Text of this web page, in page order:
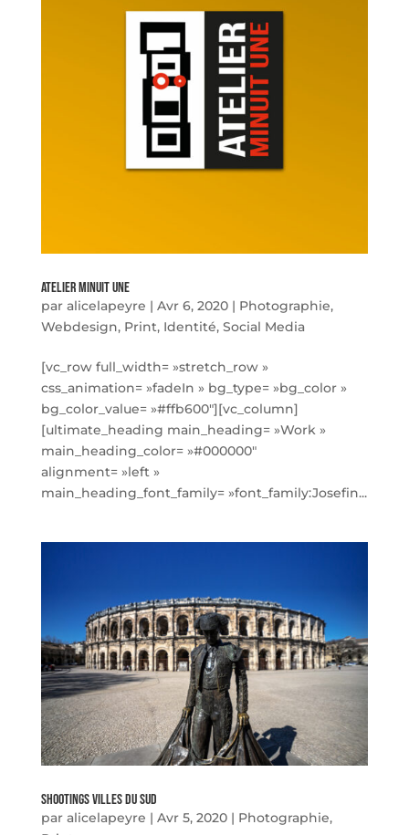
Atelier Minuit Une
par alicelapeyre | Avr 6, 2020| Photographie,
Webdesign, Print, Identité, Social Media
[vc_row full_width= »stretch_row »
css_animation= »fadeIn » bg_type= »bg_color »
bg_color_value= »#ffb600″][vc_column]
[ultimate_heading main_heading= »Work »
main_heading_color= »#000000″
alignment= »left »
main_heading_font_family= »font_family:Josefin...
Shootings Villes du Sud
par alicelapeyre | Avr 5, 2020| Photographie,